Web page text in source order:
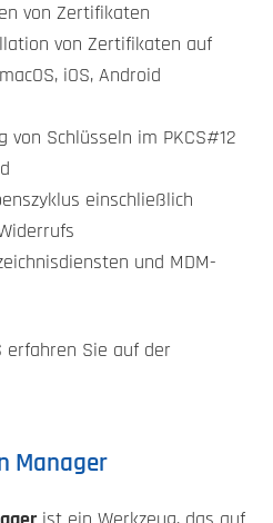
von Zertifikaten
von Zertifikaten auf
iOS, Android
von Schlüsseln im PKCS#12
einschließlich
und MDM-
erfahren Sie auf der
Manager